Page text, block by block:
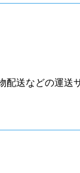
送などの運